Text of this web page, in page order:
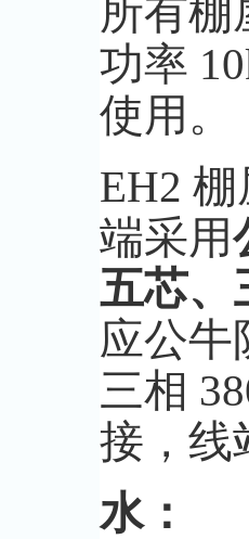
所有棚
功率
使用。
EH2
端采用
五芯、
应公牛
三相
接，线
水：